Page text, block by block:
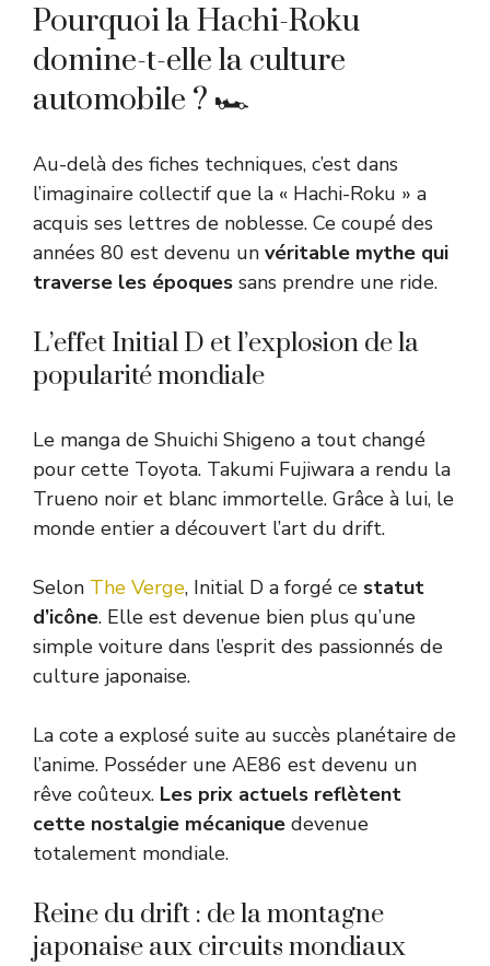
Pourquoi la Hachi-Roku
domine-t-elle la culture
automobile ? 🏎️
Au-delà des fiches techniques, c’est dans
l’imaginaire collectif que la « Hachi-Roku » a
acquis ses lettres de noblesse. Ce coupé des
années 80 est devenu un véritable mythe qui
traverse les époques sans prendre une ride.
L’effet Initial D et l’explosion de la
popularité mondiale
Le manga de Shuichi Shigeno a tout changé
pour cette Toyota. Takumi Fujiwara a rendu la
Trueno noir et blanc immortelle. Grâce à lui, le
monde entier a découvert l’art du drift.
Selon The Verge, Initial D a forgé ce statut
d’icône. Elle est devenue bien plus qu’une
simple voiture dans l’esprit des passionnés de
culture japonaise.
La cote a explosé suite au succès planétaire de
l’anime. Posséder une AE86 est devenu un
rêve coûteux. Les prix actuels reflètent
cette nostalgie mécanique devenue
totalement mondiale.
Reine du drift : de la montagne
japonaise aux circuits mondiaux